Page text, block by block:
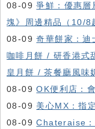
08-09爭鮮：優惠
塊》周邊精品（10/8
08-09奇華餅家：
咖啡月餅 / 研香港式
皇月餅 / 茶餐廳風味
08-09OK便利店：
08-09 美心MX：指
08-09Chateraise：